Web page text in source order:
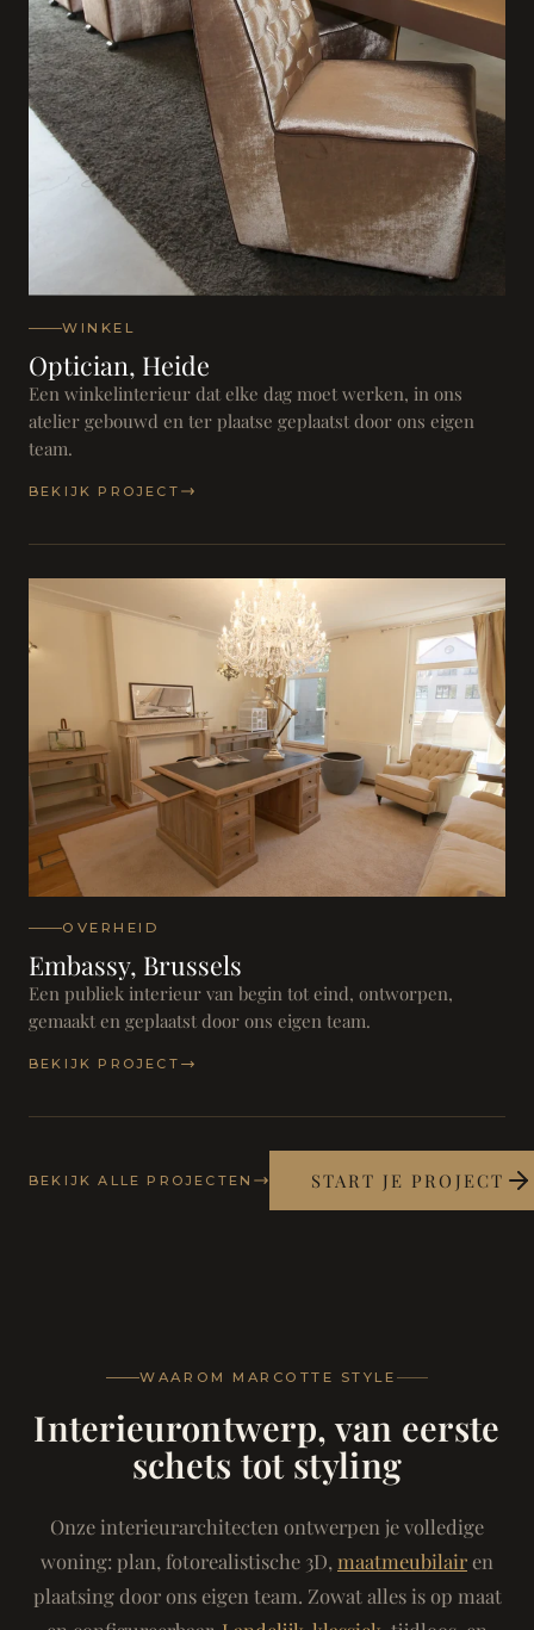
WINKEL
Optician, Heide
Een winkelinterieur dat elke dag moet werken, in ons
atelier gebouwd en ter plaatse geplaatst door ons eigen
team.
BEKIJK PROJECT
OVERHEID
Embassy, Brussels
Een publiek interieur van begin tot eind, ontworpen,
gemaakt en geplaatst door ons eigen team.
BEKIJK PROJECT
BEKIJK ALLE PROJECTEN START JE PROJECT
WAAROM MARCOTTE STYLE
Interieurontwerp, van eerste
schets tot styling
Onze interieurarchitecten ontwerpen je volledige
woning: plan, fotorealistische 3D, maatmeubilairen
plaatsing door ons eigen team. Zowat alles is op maat